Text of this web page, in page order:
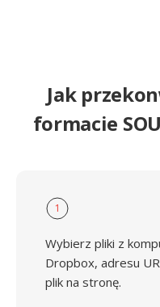
Jak
formacie
1
Wybierz pliki z
Dropbox, adresu
plik na stronę.